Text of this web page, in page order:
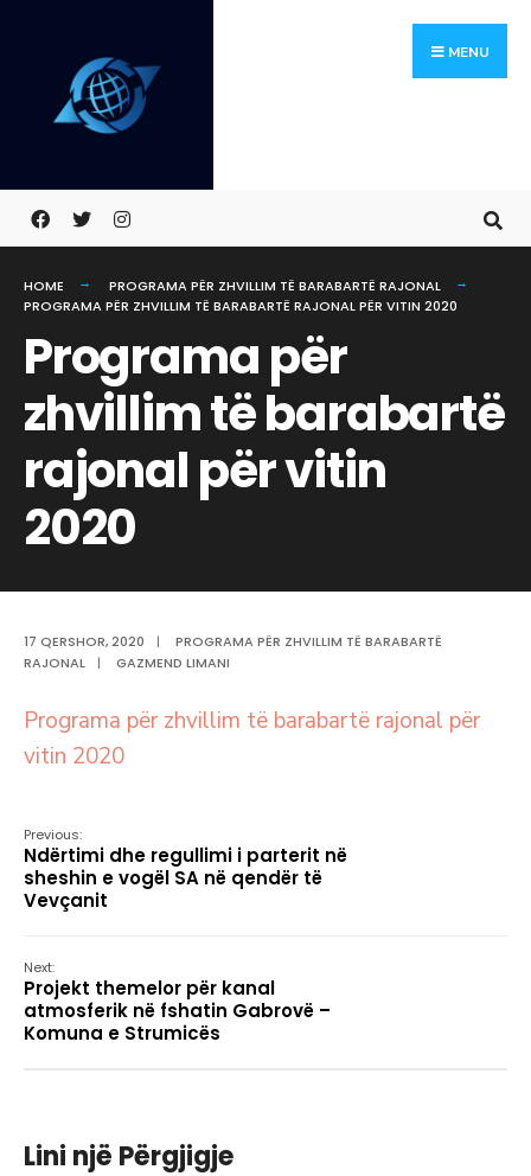
content
MENU
HOME
PROGRAMA PËR ZHVILLIM TË BARABARTË RAJONAL
PROGRAMA PËR ZHVILLIM TË BARABARTË RAJONAL PËR VITIN 2020
Programa për
zhvillim të barabartë
rajonal për vitin
2020
17 QERSHOR, 2020 |
PROGRAMA PËR ZHVILLIM TË BARABARTË
RAJONAL
| GAZMEND LIMANI
Programa për zhvillim të barabartë rajonal për
vitin 2020
Previous:
Ndërtimi dhe regullimi i parterit në
sheshin e vogël SA në qendër të
Vevçanit
Next:
Projekt themelor për kanal
atmosferik në fshatin Gabrovë –
Komuna e Strumicës
Lini një Përgjigje